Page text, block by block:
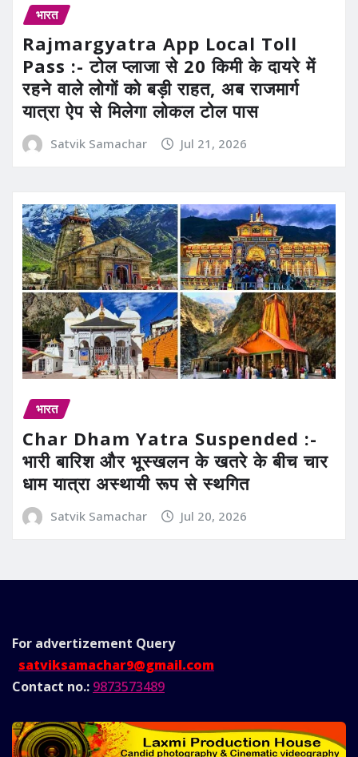
भारत
Rajmargyatra App Local Toll
Pass :- टोल प्लाजा से 20 किमी के दायरे में
रहने वाले लोगों को बड़ी राहत, अब राजमार्ग
यात्रा ऐप से मिलेगा लोकल टोल पास
Satvik Samachar Jul 21, 2026
भारत
Char Dham Yatra Suspended :-
भारी बारिश और भूस्खलन के खतरे के बीच चार
धाम यात्रा अस्थायी रूप से स्थगित
Satvik Samachar Jul 20, 2026
For advertizement Query
satviksamachar9@gmail.com
Contact no.: 9873573489